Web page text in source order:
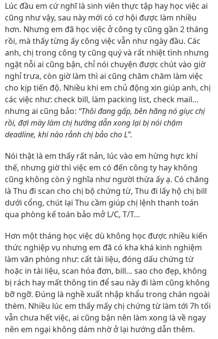
Lúc đầu em cứ nghĩ là sinh viên thực tập hay học việc ai
cũng như vậy, sau này mới có cơ hội được làm nhiều
hơn. Nhưng em đã học việc ở công ty cũng gần 2 tháng
rồi, mà thấy từng ấy công việc vẫn như ngày đầu. Các
anh, chị trong công ty cũng quý và rất nhiệt tình nhưng
ngặt nỗi ai cũng bận, chỉ nói chuyện được chút vào giờ
nghỉ trưa, còn giờ làm thì ai cũng chăm chăm làm việc
cho kịp tiến độ. Nhiều khi em chủ động xin giúp anh, chị
các việc như: check bill, làm packing list, check mail…
nhưng ai cũng bảo: “Thôi đang gấp, bên hãng nó giục chị
rồi, đợi mày làm chị hướng dẫn xong lại bị nói chậm
deadline, khi nào rảnh chị bảo cho L”.
Nói thật là em thấy rất nản, lúc vào em hừng hực khí
thế, nhưng giờ thì việc em có đến công ty hay không
cũng không còn ý nghĩa như người thừa ấy ạ. Có chăng
là Thu đi scan cho chị bộ chứng từ, Thu đi lấy hộ chị bill
dưới cổng, chút lại Thu cầm giúp chị lệnh thanh toán
qua phòng kế toán bảo mở L/C, T/T…
Hơn một tháng học việc dù không học được nhiều kiến
thức nghiệp vụ nhưng em đã có kha khá kinh nghiệm
làm văn phòng như: cất tài liệu, đóng dấu chứng từ
hoặc in tài liệu, scan hóa đơn, bill… sao cho đẹp, không
bị rách hay mất thông tin để sau này đi làm cũng không
bỡ ngỡ. Đúng là nghề xuất nhập khẩu trong chán ngoài
thèm. Nhiều lúc em thấy mấy chị chứng từ làm tới 7h tối
vẫn chưa hết việc, ai cũng bận nên làm xong là về ngay
nên em ngại không dám nhờ ở lại hướng dẫn thêm.